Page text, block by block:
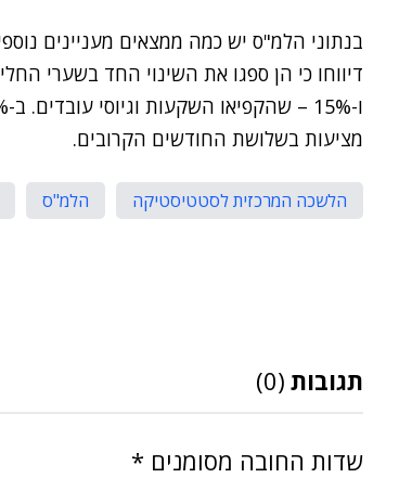
מציעות בשלושת החודשים הקרובים.
הלשכה המרכזית לסטטיסטיקה הלמ"ס
תגובות (0)
שדות החובה מסומנים *